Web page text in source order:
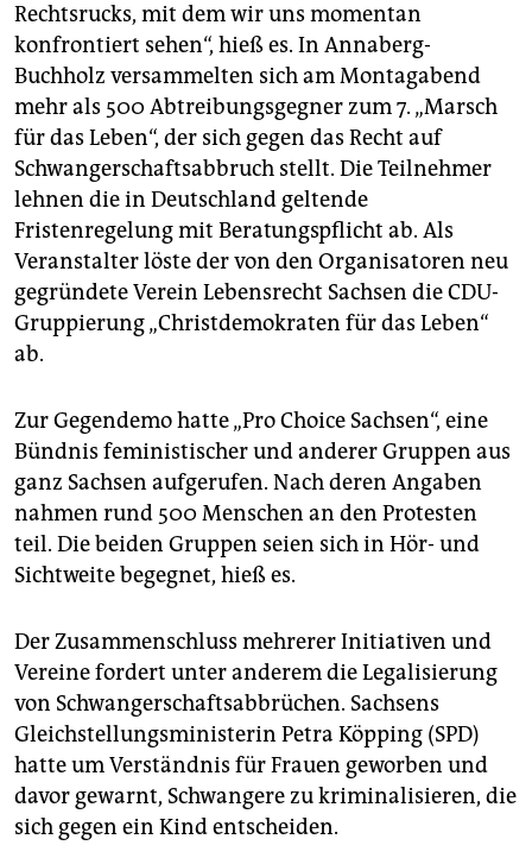
Rechtsrucks, mit dem wir uns momentan
konfrontiert sehen“, hieß es. In Annaberg-
Buchholz versammelten sich am Montagabend
mehr als 500 Abtreibungsgegner zum 7. „Marsch
für das Leben“, der sich gegen das Recht auf
Schwangerschaftsabbruch stellt. Die Teilnehmer
lehnen die in Deutschland geltende
Fristenregelung mit Beratungspflicht ab. Als
Veranstalter löste der von den Organisatoren neu
gegründete Verein Lebensrecht Sachsen die CDU-
Gruppierung „Christdemokraten für das Leben“
ab.
Zur Gegendemo hatte „Pro Choice Sachsen“, eine
Bündnis feministischer und anderer Gruppen aus
ganz Sachsen aufgerufen. Nach deren Angaben
nahmen rund 500 Menschen an den Protesten
teil. Die beiden Gruppen seien sich in Hör- und
Sichtweite begegnet, hieß es.
Der Zusammenschluss mehrerer Initiativen und
Vereine fordert unter anderem die Legalisierung
von Schwangerschaftsabbrüchen. Sachsens
Gleichstellungsministerin Petra Köpping (SPD)
hatte um Verständnis für Frauen geworben und
davor gewarnt, Schwangere zu kriminalisieren, die
sich gegen ein Kind entscheiden.